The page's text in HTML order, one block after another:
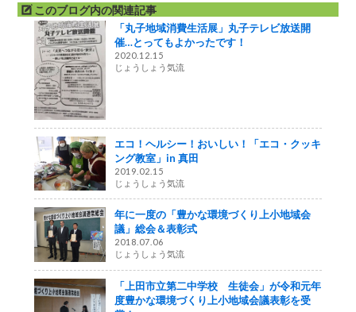
このブログ内の関連記事
「丸子地域消費生活展」丸子テレビ放送開
催…とってもよかったです！
2020.12.15
じょうしょう気流
エコ！ヘルシー！おいしい！「エコ・クッキ
ング教室」in 真田
2019.02.15
じょうしょう気流
年に一度の「豊かな環境づくり上小地域会
議」総会＆表彰式
2018.07.06
じょうしょう気流
「上田市立第二中学校 生徒会」が令和元年
度豊かな環境づくり上小地域会議表彰を受